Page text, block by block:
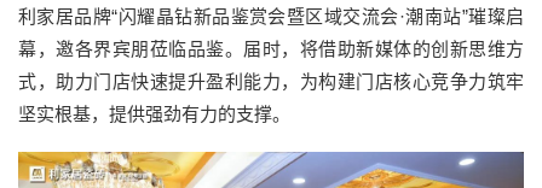
利家居品牌“闪耀晶钻新品鉴赏会暨区域交流会·潮南站”璀璨启
幕，邀各界宾朋莅临品鉴。届时，将借助新媒体的创新思维方
式，助力门店快速提升盈利能力，为构建门店核心竞争力筑牢
坚实根基，提供强劲有力的支撑。